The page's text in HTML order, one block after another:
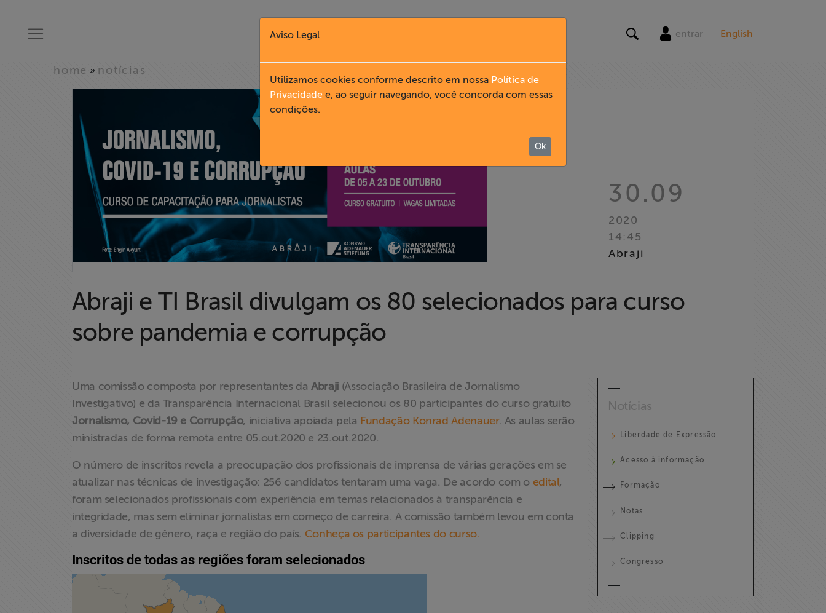
entrar English
home » notícias
30.09
2020
14:45
Abraji
Abraji e TI Brasil divulgam os 80 selecionados para curso
sobre pandemia e corrupção
Uma comissão composta por representantes daAbraji (Associação Brasileira de Jornalismo
Investigativo) e da Transparência Internacional Brasil selecionou os 80 participantes do curso gratuito
Jornalismo, Covid-19 e Corrupção, iniciativa apoiada pela Fundação Konrad Adenauer. As aulas serão
ministradas de forma remota entre 05.out.2020 e 23.out.2020.
O número de inscritos revela a preocupação dos profissionais de imprensa de várias gerações em se
atualizar nas técnicas de investigação: 256 candidatos tentaram uma vaga. De acordo com o edital,
foram selecionados profissionais com experiência em temas relacionados à transparência e
integridade, mas sem eliminar jornalistas em começo de carreira. A comissão também levou em conta
a diversidade de gênero, raça e região do país. Conheça os participantes do curso.
Notícias
Liberdade de Expressão
Acesso à informação
Formação
Notas
Clipping
Congresso
Aviso Legal
Utilizamos cookies conforme descrito em nossa Política de
Privacidade e, ao seguir navegando, você concorda com essas
condições.
Ok